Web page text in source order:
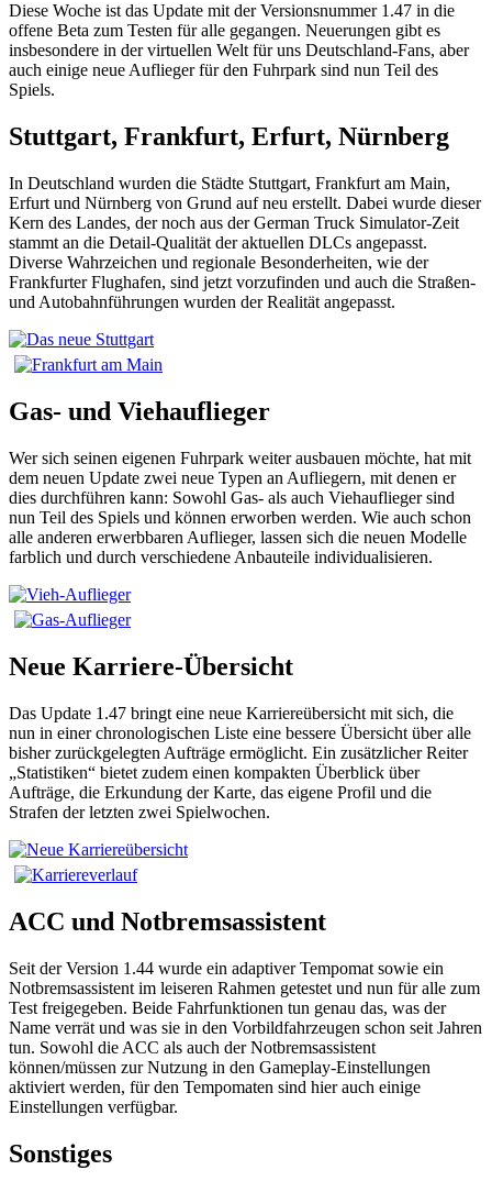
Diese Woche ist das Update mit der Versionsnummer 1.47 in die
offene Beta zum Testen für alle gegangen. Neuerungen gibt es
insbesondere in der virtuellen Welt für uns Deutschland-Fans, aber
auch einige neue Auflieger für den Fuhrpark sind nun Teil des
Spiels.
Stuttgart, Frankfurt, Erfurt, Nürnberg
In Deutschland wurden die Städte Stuttgart, Frankfurt am Main,
Erfurt und Nürnberg von Grund auf neu erstellt. Dabei wurde dieser
Kern des Landes, der noch aus der German Truck Simulator-Zeit
stammt an die Detail-Qualität der aktuellen DLCs angepasst.
Diverse Wahrzeichen und regionale Besonderheiten, wie der
Frankfurter Flughafen, sind jetzt vorzufinden und auch die Straßen-
und Autobahnführungen wurden der Realität angepasst.
Gas- und Viehauflieger
Wer sich seinen eigenen Fuhrpark weiter ausbauen möchte, hat mit
dem neuen Update zwei neue Typen an Aufliegern, mit denen er
dies durchführen kann: Sowohl Gas- als auch Viehauflieger sind
nun Teil des Spiels und können erworben werden. Wie auch schon
alle anderen erwerbbaren Auflieger, lassen sich die neuen Modelle
farblich und durch verschiedene Anbauteile individualisieren.
Neue Karriere-Übersicht
Das Update 1.47 bringt eine neue Karriereübersicht mit sich, die
nun in einer chronologischen Liste eine bessere Übersicht über alle
bisher zurückgelegten Aufträge ermöglicht. Ein zusätzlicher Reiter
„Statistiken“ bietet zudem einen kompakten Überblick über
Aufträge, die Erkundung der Karte, das eigene Profil und die
Strafen der letzten zwei Spielwochen.
ACC und Notbremsassistent
Seit der Version 1.44 wurde ein adaptiver Tempomat sowie ein
Notbremsassistent im leiseren Rahmen getestet und nun für alle zum
Test freigegeben. Beide Fahrfunktionen tun genau das, was der
Name verrät und was sie in den Vorbildfahrzeugen schon seit Jahren
tun. Sowohl die ACC als auch der Notbremsassistent
können/müssen zur Nutzung in den Gameplay-Einstellungen
aktiviert werden, für den Tempomaten sind hier auch einige
Einstellungen verfügbar.
Sonstiges